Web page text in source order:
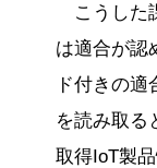
こうした
は適合が認
ド付きの
を読み取る
取得IoT製